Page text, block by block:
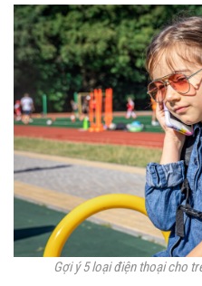
Gợi ý 5 loại điện thoại cho